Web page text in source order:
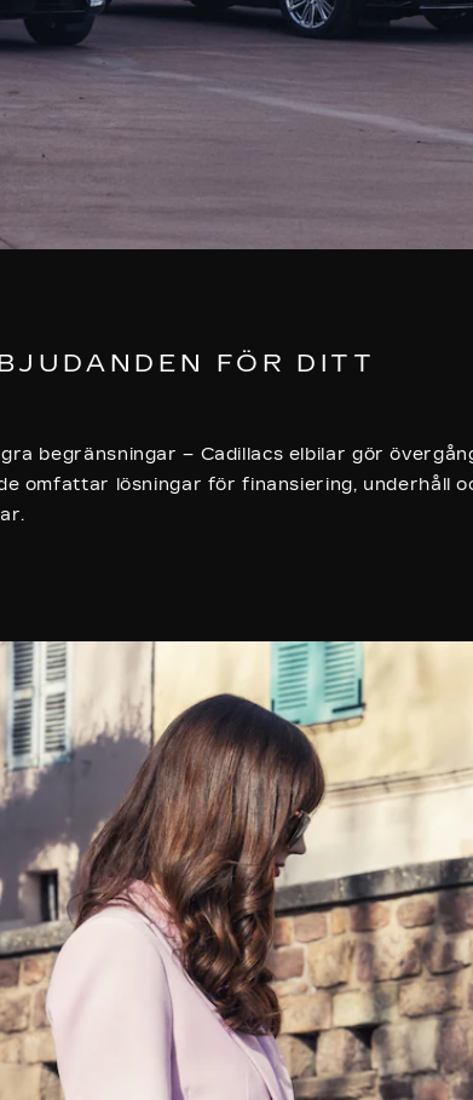
FÖR DITT
begränsningar – Cadillacs elbilar gör
omfattar lösningar för finansiering, underhåll